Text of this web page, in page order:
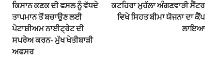
ਕਿਸਾਨ ਕਣਕ ਦੀ ਫਸਲ ਨੂੰ ਵੱਧਦੇ
ਤਾਪਮਾਨ ਤੋਂ ਬਚਾਉਣ ਲਈ
ਪੋਟਾਸ਼ੀਅਮ ਨਾਈਟ੍ਰੇਟ ਦੀ
ਸਪਰੇਅ ਕਰਨ- ਮੁੱਖ ਖੇਤੀਬਾੜੀ
ਅਫਸਰ
ਕਟਹਿਰਾ ਮੁਹੱਲਾ ਅੰਗਣਵਾੜੀ ਸੈਂਟਰ
ਵਿਖੇ ਸਿਹਤ ਬੀਮਾ ਯੋਜਨਾ ਦਾ ਕੈਂਪ
ਲਾਇਆ